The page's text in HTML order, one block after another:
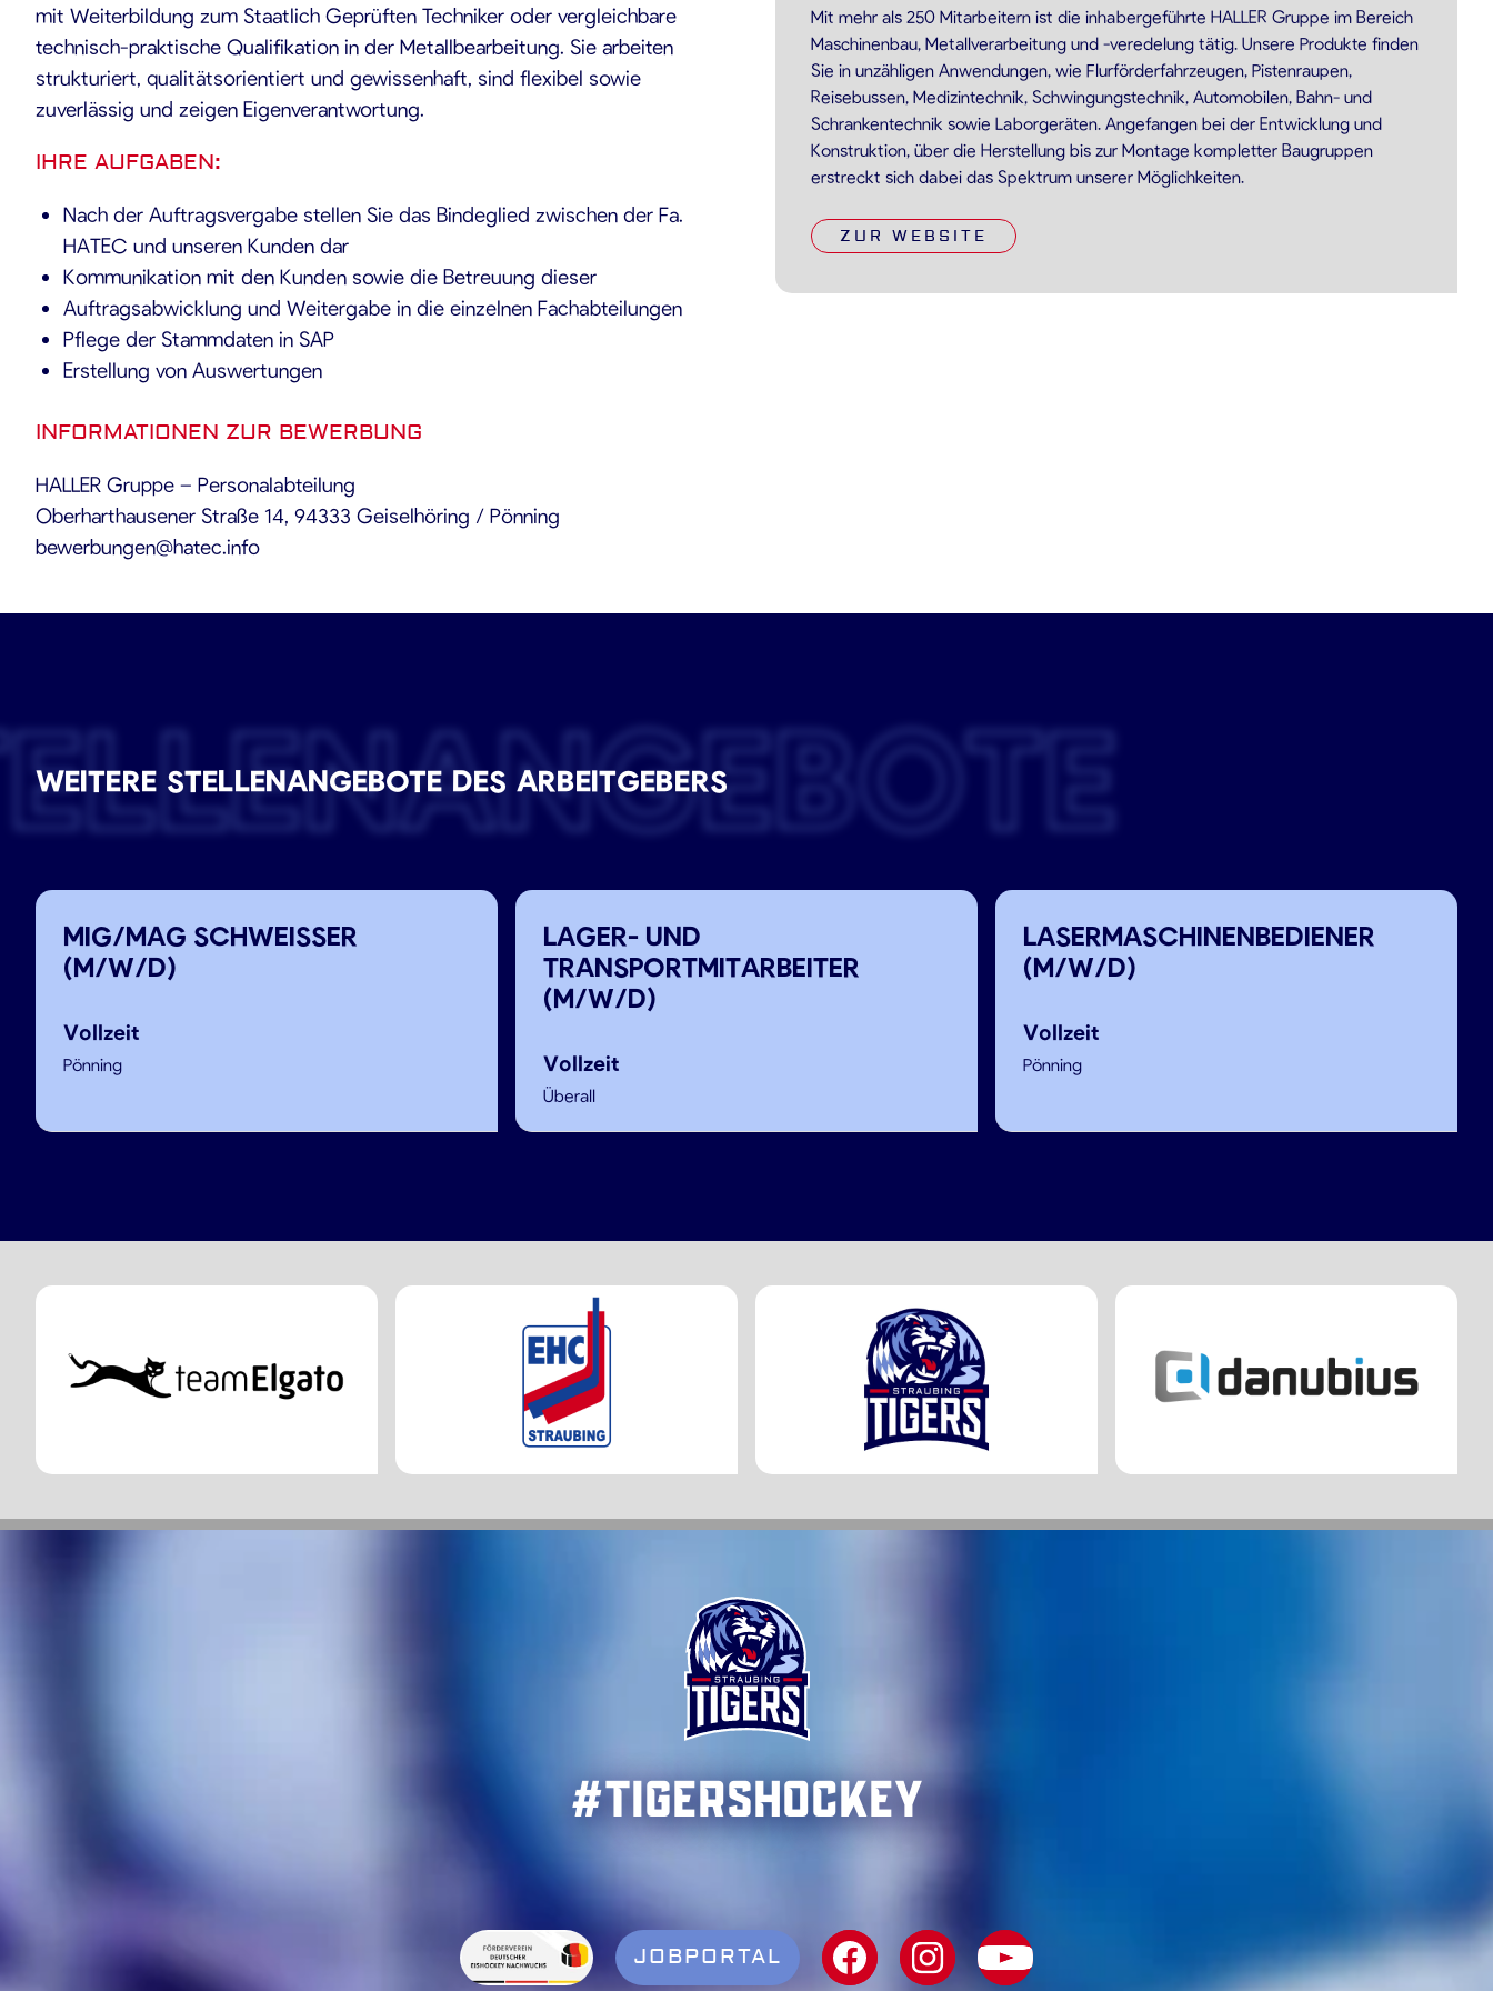
Mit mehr als 250 Mitarbeitern ist die inhabergeführte HALLER Gruppe im Bereich
Maschinenbau, Metallverarbeitung und -veredelung tätig. Unsere Produkte finden
Sie in unzähligen Anwendungen, wie Flurförderfahrzeugen, Pistenraupen,
Reisebussen, Medizintechnik, Schwingungstechnik, Automobilen, Bahn- und
Schrankentechnik sowie Laborgeräten. Angefangen bei der Entwicklung und
Konstruktion, über die Herstellung bis zur Montage kompletter Baugruppen
erstreckt sich dabei das Spektrum unserer Möglichkeiten.
ZUR WEBSITE
mit Weiterbildung zum Staatlich Geprüften Techniker oder vergleichbare
technisch-praktische Qualifikation in der Metallbearbeitung. Sie arbeiten
strukturiert, qualitätsorientiert und gewissenhaft, sind flexibel sowie
zuverlässig und zeigen Eigenverantwortung.
IHRE AUFGABEN:
Nach der Auftragsvergabe stellen Sie das Bindeglied zwischen der Fa.
HATEC und unseren Kunden dar
Kommunikation mit den Kunden sowie die Betreuung dieser
Auftragsabwicklung und Weitergabe in die einzelnen Fachabteilungen
Pflege der Stammdaten in SAP
Erstellung von Auswertungen
INFORMATIONEN ZUR BEWERBUNG
HALLER Gruppe – Personalabteilung
Oberharthausener Straße 14, 94333 Geiselhöring / Pönning
bewerbungen@hatec.info
WEITERE STELLENANGEBOTE DES ARBEITGEBERS
MIG/MAG SCHWEISSER
(M/W/D)
Pönning
Vollzeit
LAGER- UND
TRANSPORTMITARBEITER
(M/W/D)
Überall
Vollzeit
LASERMASCHINENBEDIENER
(M/W/D)
Pönning
Vollzeit
#TigersHockey
JOBPORTAL